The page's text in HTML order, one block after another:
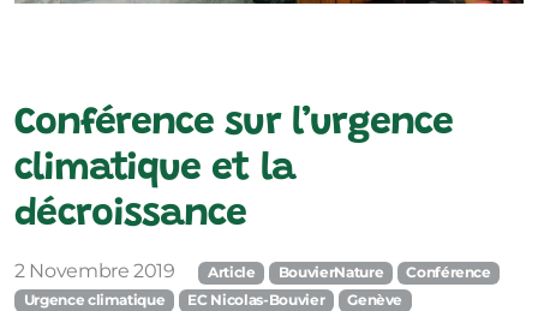
Conférence sur l’urgence
climatique et la
décroissance
2 Novembre 2019 Article BouvierNature
Conférence
Urgence climatique
EC Nicolas-Bouvier Genève